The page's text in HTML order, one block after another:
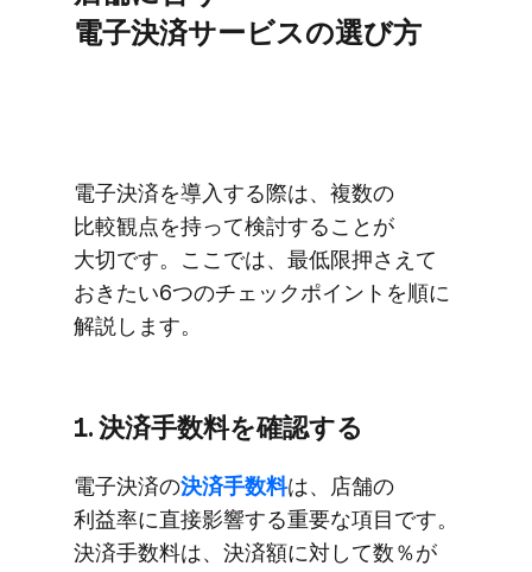
電子決済サービスの​選び方
電子決済を​導入する​際は、​複数の​
比較観点を​持って検討する​ことが​
大切です。​ここでは、​最低限押さえて​
おきたい​6つの​チェックポイントを​順に​
解説します。
1. 決済手数料を​確認する
電子決済の​決済手数料は、​店舗の​
利益率に​直接影響する​重要な​項目です。​
決済手数料は、​決済額に​対して​数％が​